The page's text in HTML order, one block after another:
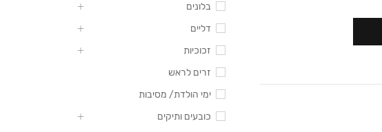
בלונים
דליים
זכוכיות
זרים לראש
ימי הולדת/ מסיבות
כובעים ותיקים